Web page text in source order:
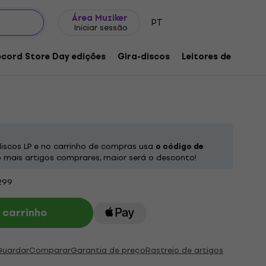
Área Muziker
Iniciar sessão PT
Store Day edições Gira-discos Leitores de música
- Works For Solo Piano (LP)
1256962
LP e no carrinho de compras usa o código de
artigos comprares, maior será o desconto!
CompararGarantia de preçoRastreio de artigos